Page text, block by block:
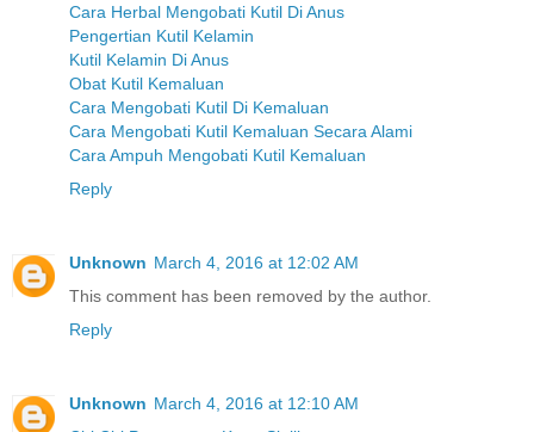
Cara Herbal Mengobati Kutil Di Anus
Pengertian Kutil Kelamin
Kutil Kelamin Di Anus
Obat Kutil Kemaluan
Cara Mengobati Kutil Di Kemaluan
Cara Mengobati Kutil Kemaluan Secara Alami
Cara Ampuh Mengobati Kutil Kemaluan
Reply
Unknown March 4, 2016 at 12:02 AM
This comment has been removed by the author.
Reply
Unknown March 4, 2016 at 12:10 AM